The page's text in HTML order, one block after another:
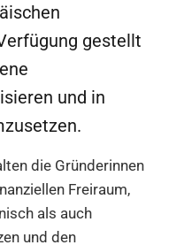
gestellt
und in
die Gründerinnen
Freiraum,
als auch
und den